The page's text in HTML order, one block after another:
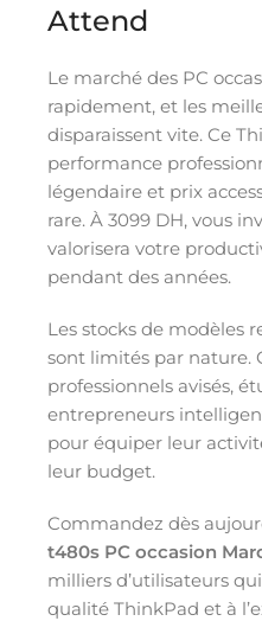
Attend
Le marché des PC
rapidement, et les
disparaissent vite. Ce
performance
légendaire et prix
rare. À 3099 DH, vous
valorisera votre
pendant des années.
Les stocks de modèles
sont limités par nature.
professionnels avisés,
entrepreneurs
pour équiper leur
leur budget.
Commandez dès
t480s PC occasion
milliers d’utilisateurs
qualité ThinkPad et à